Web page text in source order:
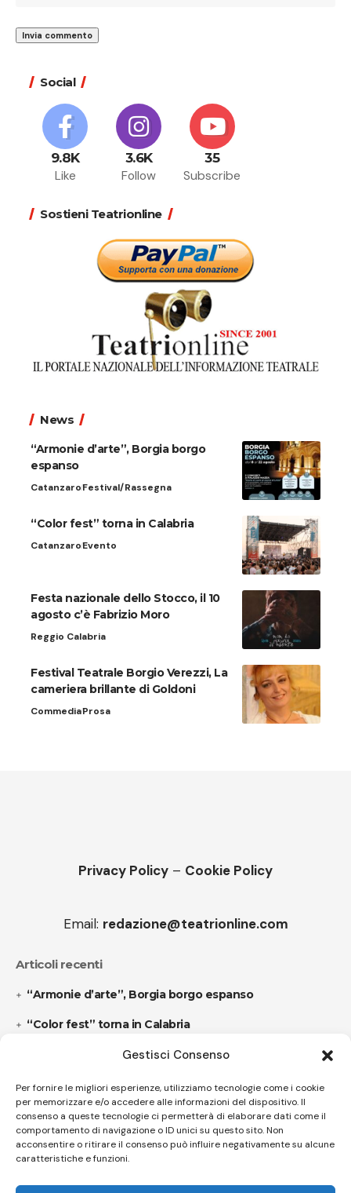
Gestisci Consenso
Per fornire le migliori esperienze, utilizziamo tecnologie come i cookie
per memorizzare e/o accedere alle informazioni del dispositivo. Il
consenso a queste tecnologie ci permetterà di elaborare dati come il
comportamento di navigazione o ID unici su questo sito. Non
acconsentire o ritirare il consenso può influire negativamente su alcune
caratteristiche e funzioni.
Social
9.8K
Like
3.6K
Follow
35
Subscribe
Sostieni Teatrionline
News
“Armonie d’arte”, Borgia borgo
espanso
CatanzaroFestival/Rassegna
“Color fest” torna in Calabria
CatanzaroEvento
Festa nazionale dello Stocco, il 10
agosto c’è Fabrizio Moro
Reggio Calabria
Festival Teatrale Borgio Verezzi, La
cameriera brillante di Goldoni
CommediaProsa
Privacy Policy – Cookie Policy
Email: redazione@teatrionline.com
Articoli recenti
“Armonie d’arte”, Borgia borgo espanso
“Color fest” torna in Calabria
Follow US
© A.C.I.D.I. Associazione Culturale Informazione Diffusione Innovazione
APS - Codice Fiscale 94310120483 - Via Jacopo Nardi 21 - 50132
Firenze - SEO BY SIMONE ROMPIETTI SR WEB